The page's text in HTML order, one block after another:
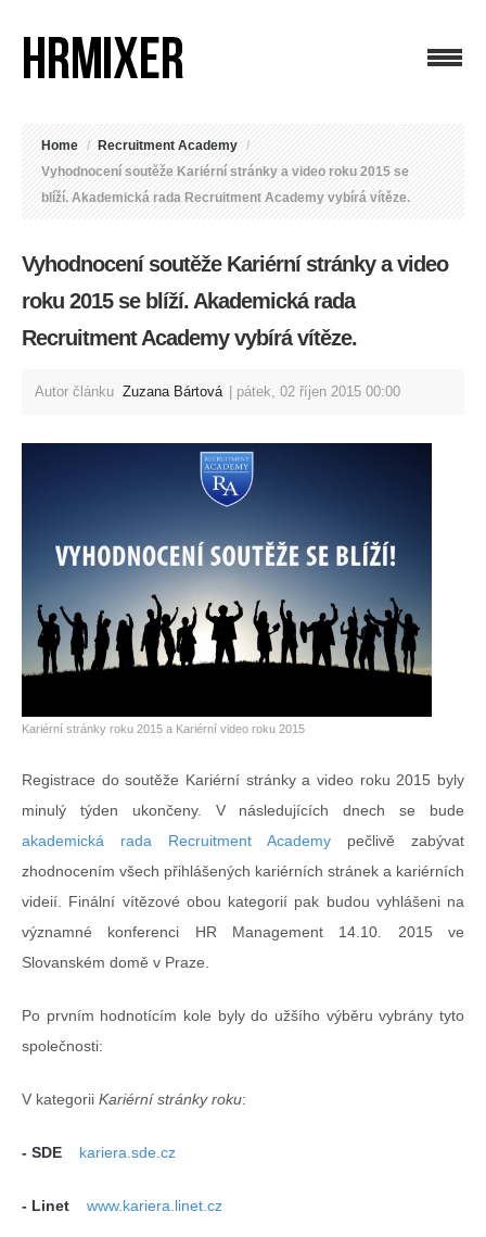
Home / Recruitment Academy /
Vyhodnocení soutěže Kariérní stránky a video roku 2015 se
blíží. Akademická rada Recruitment Academy vybírá vítěze.
Vyhodnocení soutěže Kariérní stránky a video
roku 2015 se blíží. Akademická rada
Recruitment Academy vybírá vítěze.
Autor článku Zuzana Bártová pátek, 02 říjen 2015 00:00
Kariérní stránky roku 2015 a Kariérní video roku 2015
Registrace do soutěže Kariérní stránky a video roku 2015 byly
minulý týden ukončeny. V následujících dnech se bude
akademická rada Recruitment Academy pečlivě zabývat
zhodnocením všech přihlášených kariérních stránek a kariérních
videií. Finální vítězové obou kategorií pak budou vyhlášeni na
významné konferenci HR Management 14.10. 2015 ve
Slovanském domě v Praze.
Po prvním hodnotícím kole byly do užšího výběru vybrány tyto
společnosti:
V kategorii Kariérní stránky roku:
- SDE kariera.sde.cz
- Linet www.kariera.linet.cz